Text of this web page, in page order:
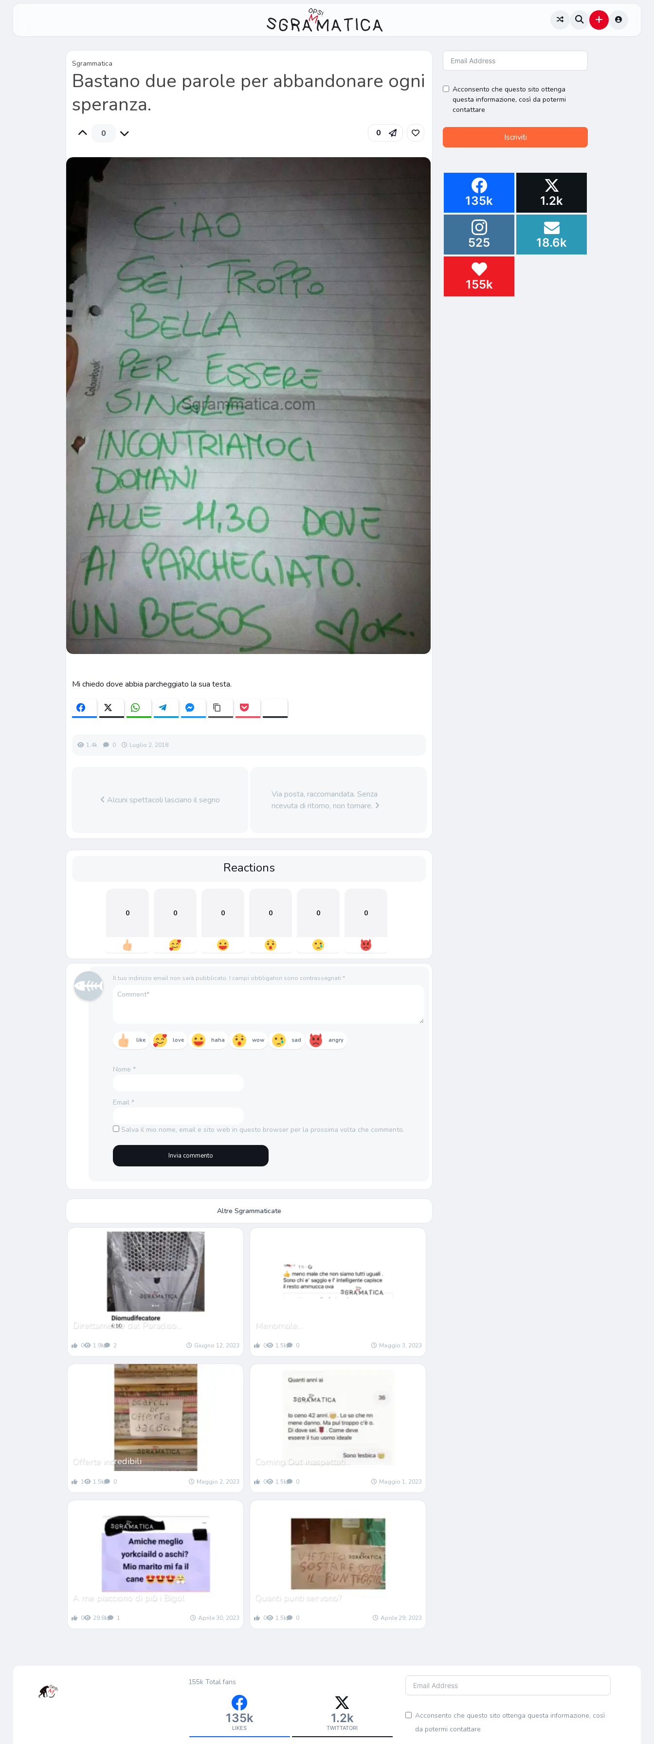
Sgrammatica
Bastano due parole per abbandonare ogni
speranza.
0 0
Mi chiedo dove abbia parcheggiato la sua testa.
1.4k 0 Luglio 2, 2018
Alcuni spettacoli lasciano il segno
Via posta, raccomandata. Senza
ricevuta di ritorno, non tornare.
Reactions
0 0 0 0 0 0
Il tuo indirizzo email non sarà pubblicato. I campi obbligatori sono contrassegnati*
like love haha wow sad angry
Nome*
Email*
Salva il mio nome, email e sito web in questo browser per la prossima volta che commento.
Altre Sgrammaticate
Direttamente dal Paradiso…
0 1.9k 2 Giugno 12, 2023
Menomale…
0 1.5k 0 Maggio 3, 2023
Offerte incredibili
1 1.5k 0 Maggio 2, 2023
Coming Out inaspettati…
0 1.5k 0 Maggio 1, 2023
A me piacciono di più i Bigol
0 29.8k 1 Aprile 30, 2023
Quanti punti servono?
0 1.5k 0 Aprile 29, 2023
Acconsento che questo sito ottenga
questa informazione, così da potermi
contattare
Iscriviti
135k 1.2k
525 18.6k
155k
155k Total fans
135k
LIKES
1.2k
TWITTATORI
Acconsento che questo sito ottenga questa informazione, così
da potermi contattare